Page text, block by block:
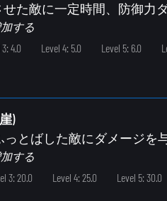
た敵に一定時間、防御力
する
4.0 Level 4: 5.0 Level 5: 6.0
)
っとばした敵にダメージを
する
3: 20.0 Level 4: 25.0 Level 5: 30.0